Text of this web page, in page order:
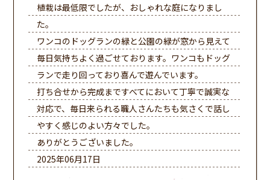
植栽は最低限でしたが、おしゃれな庭になりまし
た。
ワンコのドッグランの緑と公園の緑が窓から見えて
毎日気持ちよく過ごせております。ワンコもドッグ
ランで走り回っており喜んで遊んでいます。
打ち合せから完成まですべてにおいて丁寧で誠実な
対応で、毎日来られる職人さんたちも気さくで話し
やすく感じのよい方々でした。
ありがとうございました。
2025年06月17日